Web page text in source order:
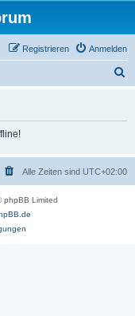
Anmelden
Registrieren
Alle Zeiten sind UTC+02:00
phpBB Limited